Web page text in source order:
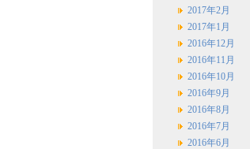
2017年2月
2017年1月
2016年12月
2016年11月
2016年10月
2016年9月
2016年8月
2016年7月
2016年6月